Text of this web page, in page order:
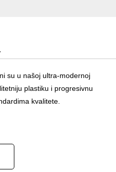
su u našoj ultra-modernoj
plastiku i progresivnu
kvalitete.